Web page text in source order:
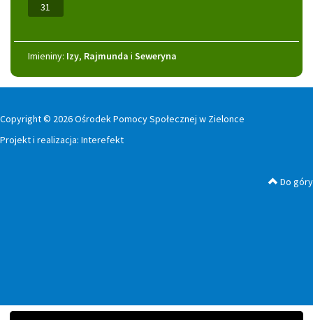
31
Imieniny
Imieniny: Izy, Rajmunda i Seweryna
Copyright © 2026 Ośrodek Pomocy Społecznej w Zielonce
Projekt i realizacja: Interefekt
Do góry